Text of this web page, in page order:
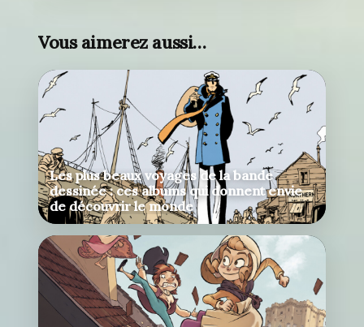
Vous aimerez aussi…
Les plus beaux voyages de la bande
dessinée : ces albums qui donnent envie
de découvrir le monde